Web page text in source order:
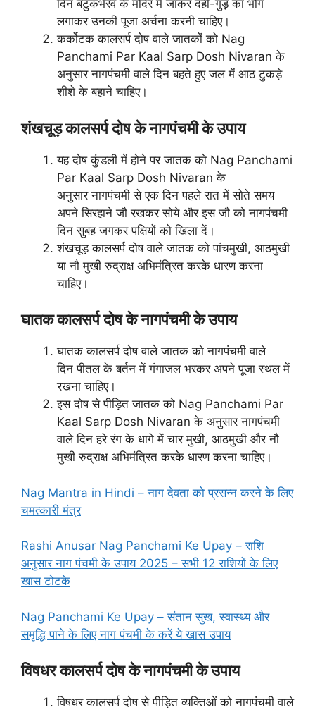
दिन बटुकभैरव के मंदिर मे जाकर दही-गुड़ का भोग
लगाकर उनकी पूजा अर्चना करनी चाहिए।
कर्कोटक कालसर्प दोष वाले जातकों को Nag
Panchami Par Kaal Sarp Dosh Nivaran के
अनुसार नागपंचमी वाले दिन बहते हुए जल में आठ टुकड़े
शीशे के बहाने चाहिए।
शंखचूड़ कालसर्प दोष के नागपंचमी के उपाय
यह दोष कुंडली में होने पर जातक को Nag Panchami
Par Kaal Sarp Dosh Nivaran के
अनुसार नागपंचमी से एक दिन पहले रात में सोते समय
अपने सिरहाने जौ रखकर सोये और इस जौ को नागपंचमी
दिन सुबह जगकर पक्षियों को खिला दें।
शंखचूड़ कालसर्प दोष वाले जातक को पांचमुखी, आठमुखी
या नौ मुखी रुद्राक्ष अभिमंत्रित करके धारण करना
चाहिए।
घातक कालसर्प दोष के नागपंचमी के उपाय
घातक कालसर्प दोष वाले जातक को नागपंचमी वाले
दिन पीतल के बर्तन में गंगाजल भरकर अपने पूजा स्थल में
रखना चाहिए।
इस दोष से पीड़ित जातक को Nag Panchami Par
Kaal Sarp Dosh Nivaran के अनुसार नागपंचमी
वाले दिन हरे रंग के धागे में चार मुखी, आठमुखी और नौ
मुखी रुद्राक्ष अभिमंत्रित करके धारण करना चाहिए।
Nag Mantra in Hindi – नाग देवता को प्रसन्न करने के लिए
चमत्कारी मंत्र
Rashi Anusar Nag Panchami Ke Upay – राशि
अनुसार नाग पंचमी के उपाय 2025 – सभी 12 राशियों के लिए
खास टोटके
Nag Panchami Ke Upay – संतान सुख, स्वास्थ्य और
समृद्धि पाने के लिए नाग पंचमी के करें ये खास उपाय
विषधर कालसर्प दोष के नागपंचमी के उपाय
विषधर कालसर्प दोष से पीड़ित व्यक्तिओं को नागपंचमी वाले